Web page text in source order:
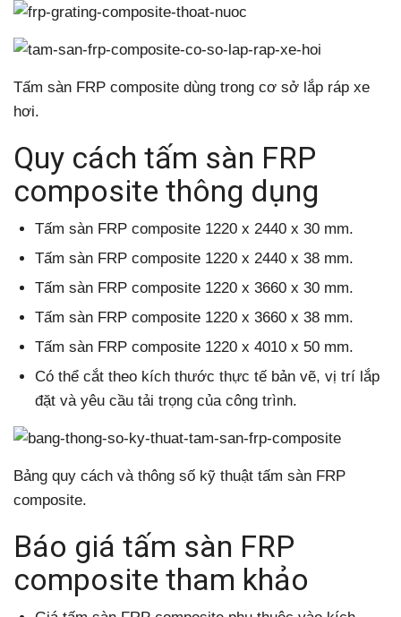
Tấm sàn FRP composite dùng trong cơ sở lắp ráp xe
hơi.
Quy cách tấm sàn FRP
composite thông dụng
Tấm sàn FRP composite 1220 x 2440 x 30 mm.
Tấm sàn FRP composite 1220 x 2440 x 38 mm.
Tấm sàn FRP composite 1220 x 3660 x 30 mm.
Tấm sàn FRP composite 1220 x 3660 x 38 mm.
Tấm sàn FRP composite 1220 x 4010 x 50 mm.
Có thể cắt theo kích thước thực tế bản vẽ, vị trí lắp
đặt và yêu cầu tải trọng của công trình.
Bảng quy cách và thông số kỹ thuật tấm sàn FRP
composite.
Báo giá tấm sàn FRP
composite tham khảo